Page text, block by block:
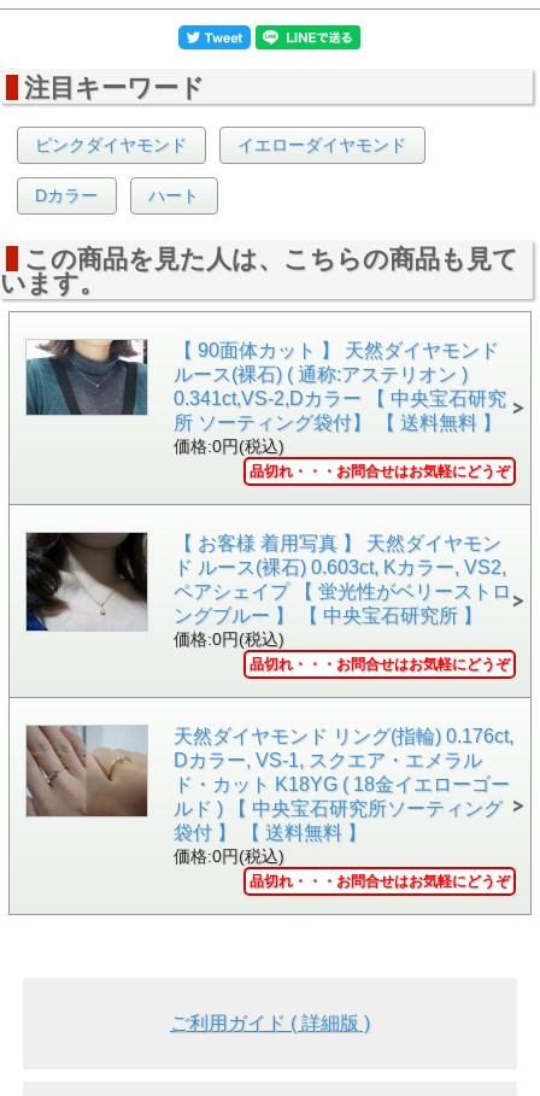
▲正面画像 白い背景で撮影しました。
注目キーワード
ピンクダイヤモンド イエローダイヤモンド
Dカラー ハート
この商品を見た人は、こちらの商品も見て
います。
【 90面体カット 】 天然ダイヤモンド
ルース(裸石) ( 通称:アステリオン )
0.341ct,VS-2,Dカラー 【 中央宝石研究
所 ソーティング袋付】 【 送料無料 】
価格:0円(税込)
品切れ・・・お問合せはお気軽にどうぞ
【 お客様 着用写真 】 天然ダイヤモン
ド ルース(裸石) 0.603ct, Kカラー, VS2,
ペアシェイプ 【 蛍光性がベリーストロ
ングブルー 】 【 中央宝石研究所 】
価格:0円(税込)
品切れ・・・お問合せはお気軽にどうぞ
天然ダイヤモンド リング(指輪) 0.176ct,
Dカラー, VS-1, スクエア・エメラル
ド・カット K18YG ( 18金イエローゴー
ルド ) 【 中央宝石研究所ソーティング
袋付 】 【 送料無料 】
価格:0円(税込)
品切れ・・・お問合せはお気軽にどうぞ
ご利用ガイド ( 詳細版 )